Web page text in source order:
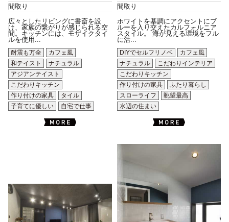
間取り
広々としたリビングに書斎を設
け、家族の繋がりが感じられる空
間。キッチンには、モザイクタイ
ルを使用...
耐震も万全
カフェ風
和テイスト
ナチュラル
アジアンテイスト
こだわりキッチン
作り付けの家具
タイル
子育てに優しい
自宅で仕事
間取り
ホワイトを基調にアクセントにブ
ルーを入り交えたカルフォルニア
スタイル。 海が見える環境をフル
に活...
DIYでセルフリノベ
カフェ風
ナチュラル
こだわりインテリア
こだわりキッチン
作り付けの家具
ふたり暮らし
スローライフ
眺望最高
水辺の住まい